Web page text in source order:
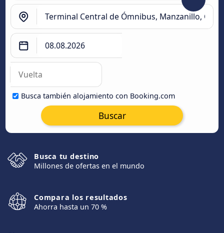
Busca también alojamiento con Booking.com
Buscar
Busca tu destino
Millones de ofertas en el mundo
Compara los resultados
Ahorra hasta un 70 %